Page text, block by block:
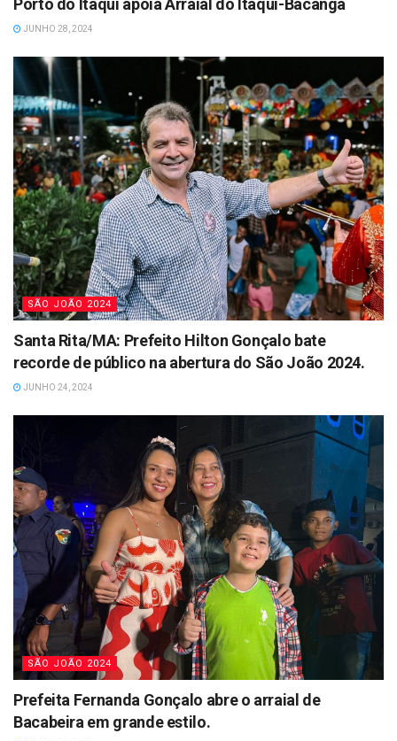
JUNHO 28, 2024
SÃO JOÃO 2024
Santa Rita/MA: Prefeito Hilton Gonçalo bate
recorde de público na abertura do São João 2024.
JUNHO 24, 2024
SÃO JOÃO 2024
Prefeita Fernanda Gonçalo abre o arraial de
Bacabeira em grande estilo.